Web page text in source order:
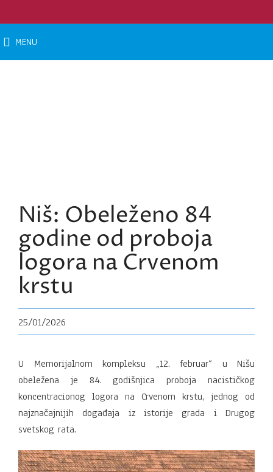
MENU
Niš: Obeleženo 84
godine od proboja
logora na Crvenom
krstu
25/01/2026
U Memorijalnom kompleksu „12. februar“ u Nišu
obeležena je 84. godišnjica proboja nacističkog
koncentracionog logora na Crvenom krstu, jednog od
najznačajnijih događaja iz istorije grada i Drugog
svetskog rata.